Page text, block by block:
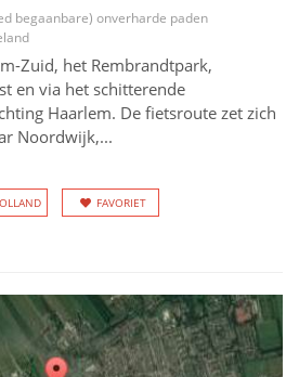
begaanbare) onverharde paden
Zuid, het Rembrandtpark,
en via het schitterende
Haarlem. De fietsroute zet zich
Noordwijk,...
FAVORIET